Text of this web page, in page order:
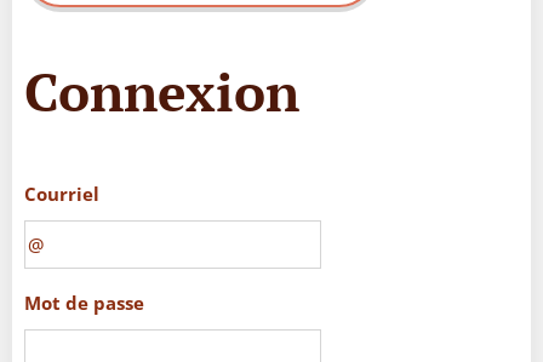
Connexion
Courriel
Mot de passe